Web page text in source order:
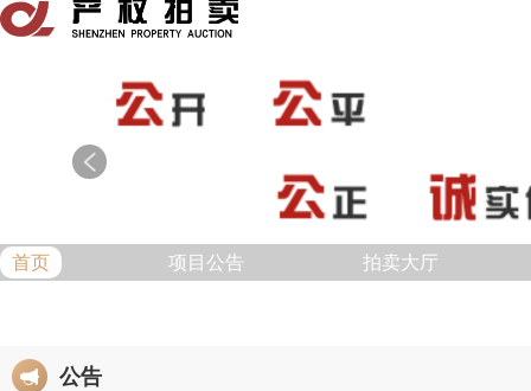
首页 项目公告 拍卖大厅
公告